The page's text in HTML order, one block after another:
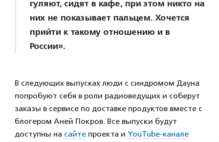
гуляют, сидят в кафе, при этом никто на
них не показывает пальцем. Хочется
прийти к такому отношению и в
России».
В следующих выпусках люди с синдромом Дауна
попробуют себя в роли радиоведущих и соберут
заказы в сервисе по доставке продуктов вместе с
блогером Аней Покров. Все выпуски будут
доступны на сайте проекта и YouTube-канале